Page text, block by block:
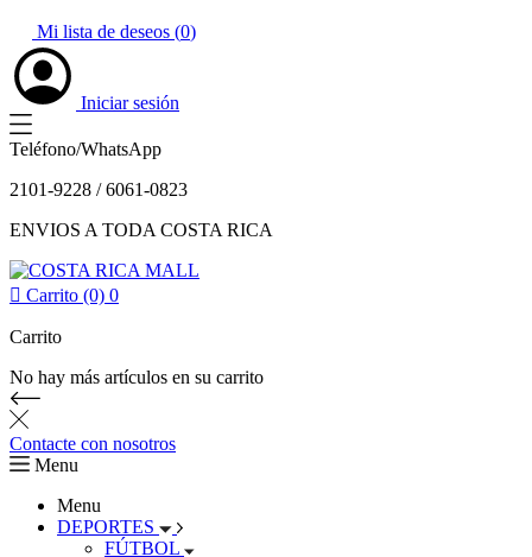
Mi lista de deseos (0)
Iniciar sesión
Teléfono/WhatsApp
2101-9228 / 6061-0823
ENVIOS A TODA COSTA RICA
 Carrito (0) 0
Carrito
No hay más artículos en su carrito
Contacte con nosotros
Menu
Menu
DEPORTES
FÚTBOL